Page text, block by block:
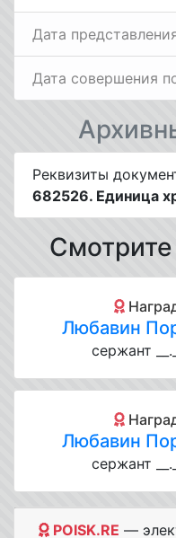
Дата
Дата совершения
Реквизиты
682526. Единица
Смотрите
Любавин
сержант
Любавин
сержант
POISK.RE —